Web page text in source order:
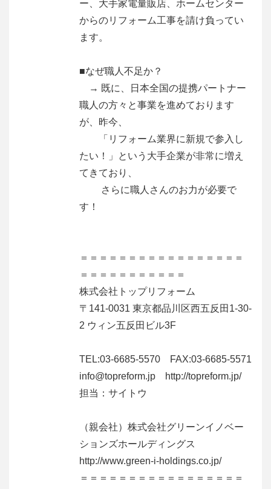
ー、大手家電量販店、ホームセンター
からのリフォーム工事を請け負ってい
ます。
■なぜ職人不足か？
→ 既に、日本全国の提携パートナー
職人の方々と事業を進めております
が、昨今、
「リフォーム業界に新規で参入し
たい！」という大手企業が非常に増え
てきており、
さらに職人さんのお力が必要で
す！
＝＝＝＝＝＝＝＝＝＝＝＝＝＝＝＝＝
＝＝＝＝＝＝＝＝＝＝＝
株式会社トップリフォーム
〒141-0031 東京都品川区西五反田1-30-
2 ウィン五反田ビル3F
TEL:03-6685-5570 FAX:03-6685-5571
info@topreform.jp http://topreform.jp/
担当：サイトウ
（親会社）株式会社グリーンイノベー
ションズホールディングス
http://www.green-i-holdings.co.jp/
＝＝＝＝＝＝＝＝＝＝＝＝＝＝＝＝＝